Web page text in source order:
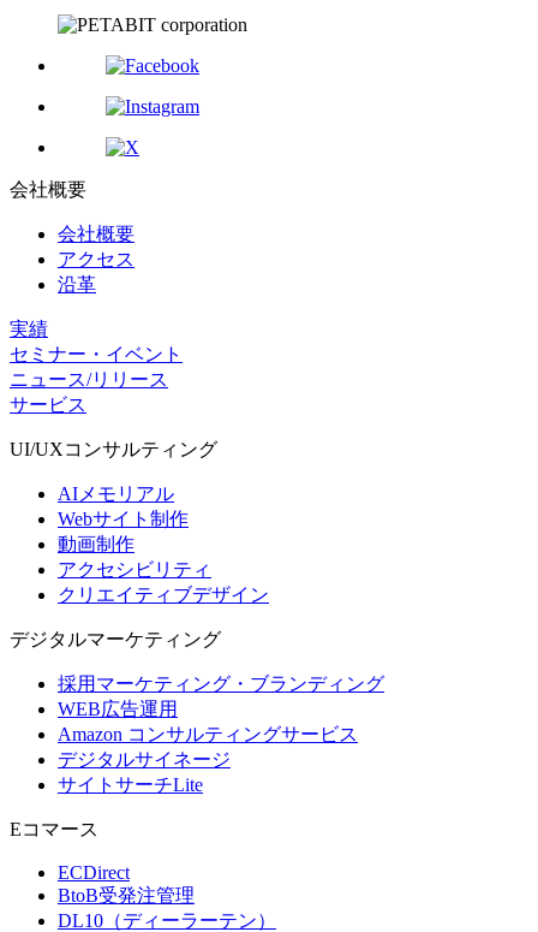
会社概要
会社概要
アクセス
沿革
実績
セミナー・イベント
ニュース/リリース
サービス
UI/UXコンサルティング
AIメモリアル
Webサイト制作
動画制作
アクセシビリティ
クリエイティブデザイン
デジタルマーケティング
採用マーケティング・ブランディング
WEB広告運用
Amazon コンサルティングサービス
デジタルサイネージ
サイトサーチLite
Eコマース
ECDirect
BtoB受発注管理
DL10（ディーラーテン）